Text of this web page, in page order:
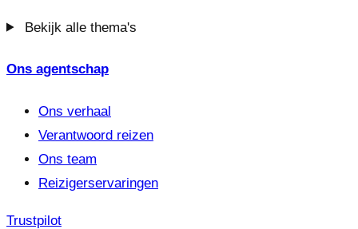
Bekijk alle thema's
Ons agentschap
Ons verhaal
Verantwoord reizen
Ons team
Reizigerservaringen
Trustpilot